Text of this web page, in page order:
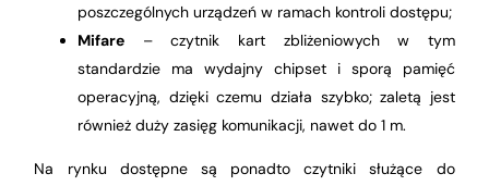
poszczególnych urządzeń w ramach kontroli dostępu;
Mifare – czytnik kart zbliżeniowych w tym
standardzie ma wydajny chipset i sporą pamięć
operacyjną, dzięki czemu działa szybko; zaletą jest
również duży zasięg komunikacji, nawet do 1 m.
Na rynku dostępne są ponadto czytniki służące do